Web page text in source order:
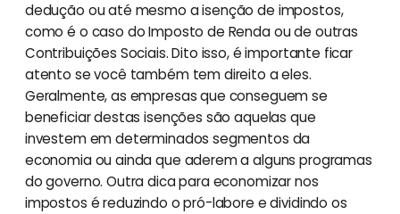
dedução ou até mesmo a isenção de impostos,
como é o caso do Imposto de Renda ou de outras
Contribuições Sociais. Dito isso, é importante ficar
atento se você também tem direito a eles.
Geralmente, as empresas que conseguem se
beneficiar destas isenções são aquelas que
investem em determinados segmentos da
economia ou ainda que aderem a alguns programas
do governo. Outra dica para economizar nos
impostos é reduzindo o pró-labore e dividindo os